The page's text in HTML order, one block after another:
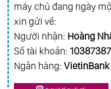
94. Magic Of Richard
Favoritos
95.Magic Of Richard
Inolvidables
96. Magic Of Richard
máy chủ đang ngày
xin gửi về:
Người nhận: Hoàng
Số tài khoản:
Ngân hàng: VietinBank